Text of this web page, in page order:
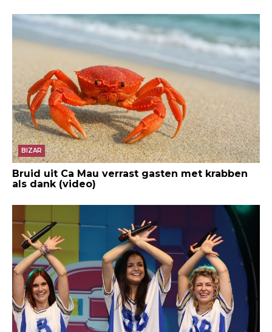
BIZAR
Bruid uit Ca Mau verrast gasten met krabben
als dank (video)